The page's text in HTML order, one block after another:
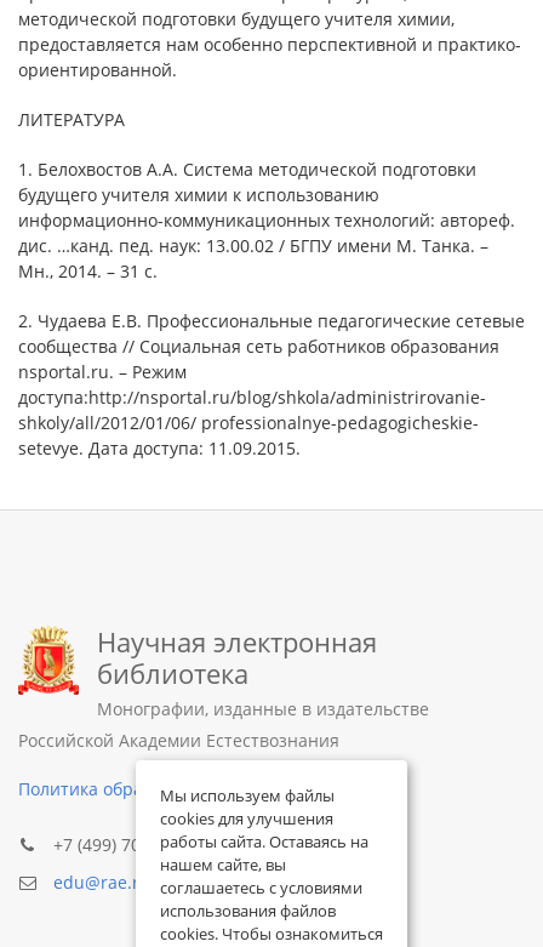
методической подготовки будущего учителя химии,
предоставляется нам особенно перспективной и практико-
ориентированной.
ЛИТЕРАТУРА
1. Белохвостов А.А. Система методической подготовки
будущего учителя химии к использованию
информационно-коммуникационных технологий: автореф.
дис. …канд. пед. наук: 13.00.02 / БГПУ имени М. Танка. –
Мн., 2014. – 31 с.
2. Чудаева Е.В. Профессиональные педагогические сетевые
сообщества // Социальная сеть работников образования
nsportal.ru. – Режим
доступа:http://nsportal.ru/blog/shkola/administrirovanie-
shkoly/all/2012/01/06/ professionalnye-pedagogicheskie-
setevye. Дата доступа: 11.09.2015.
Научная электронная
библиотека
Монографии, изданные в издательстве
Российской Академии Естествознания
Политика обработки персональных данных
+7 (499) 705-72-30
edu@rae.ru
Мы используем файлы
cookies для улучшения
работы сайта. Оставаясь на
нашем сайте, вы
соглашаетесь с условиями
использования файлов
cookies. Чтобы ознакомиться